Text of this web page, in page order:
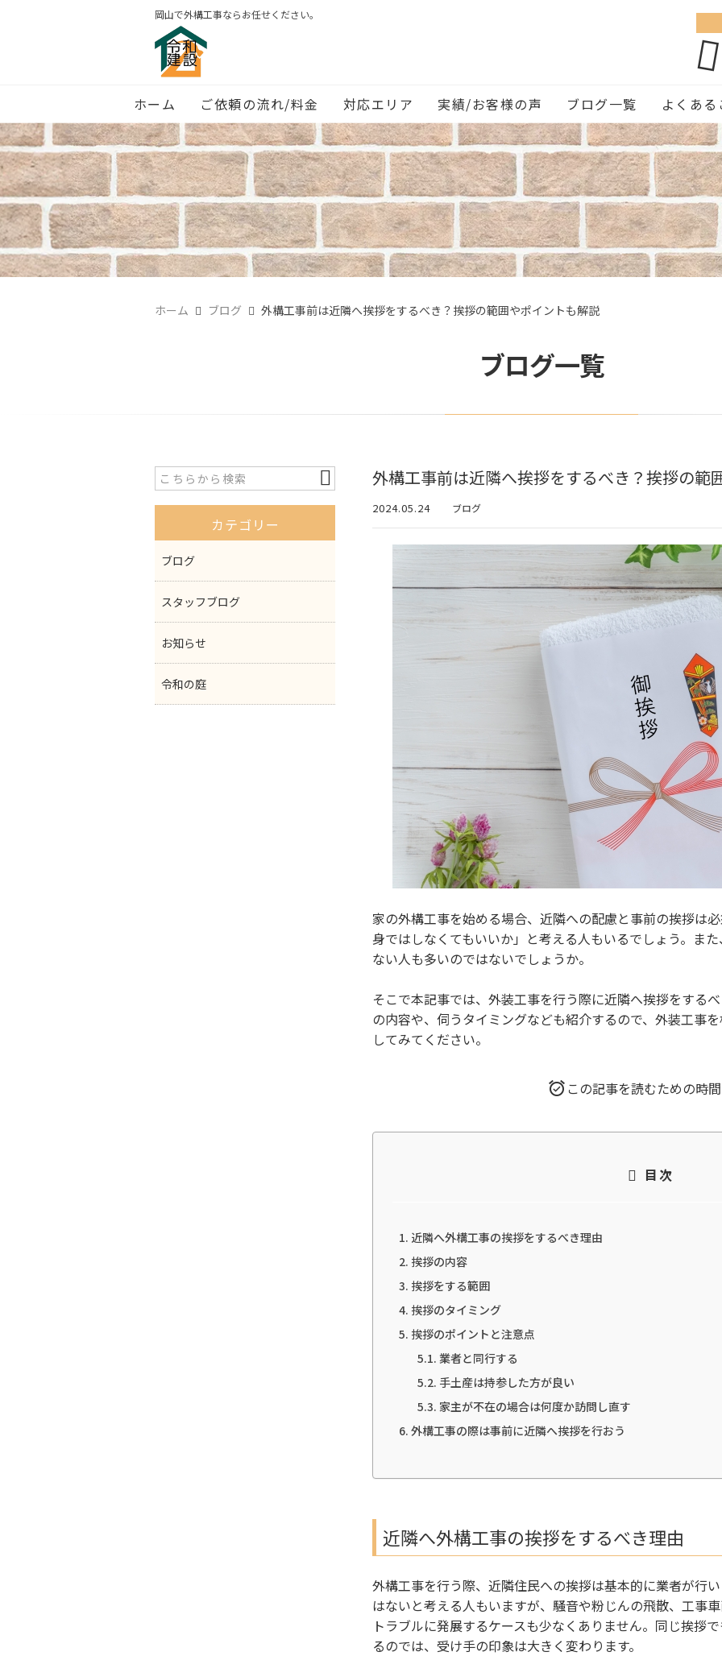
岡山で外構工事ならお任せください。
ホーム ご依頼の流れ/料金 対応エリア 実績/お客様の声 ブログ一覧 よくあ
ホーム ブログ 外構工事前は近隣へ挨拶をするべき？挨拶の範囲やポイントも解説
ブログ一覧
外構工事前は近隣へ挨拶をするべき？挨拶の範
2024.05.24 ブログ
家の外構工事を始める場合、近隣への配慮と事前の挨拶は
身ではしなくてもいいか」と考える人もいるでしょう。ま
ない人も多いのではないでしょうか。
そこで本記事では、外装工事を行う際に近隣へ挨拶をする
の内容や、伺うタイミングなども紹介するので、外装工事
してみてください。
この記事を読むための時
目次
近隣へ外構工事の挨拶をするべき理由
挨拶の内容
挨拶をする範囲
挨拶のタイミング
挨拶のポイントと注意点
業者と同行する
手土産は持参した方が良い
家主が不在の場合は何度か訪問し直す
外構工事の際は事前に近隣へ挨拶を行おう
近隣へ外構工事の挨拶をするべき理由
外構工事を行う際、近隣住民への挨拶は基本的に業者が行
はないと考える人もいますが、騒音や粉じんの飛散、工事
トラブルに発展するケースも少なくありません。同じ挨拶
るのでは、受け手の印象は大きく変わります。
カテゴリー
ブログ
スタッフブログ
お知らせ
令和の庭